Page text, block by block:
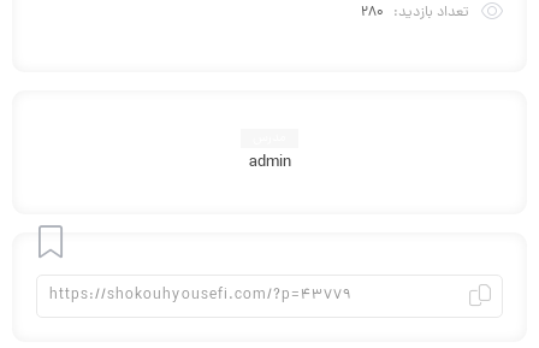
تعداد بازدید: 280
admin
افزودن